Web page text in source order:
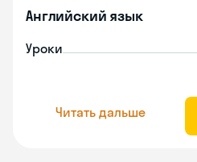
Английский язык
Уроки
Читать дальше